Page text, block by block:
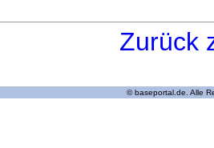
Zurück
© baseportal.de. Alle